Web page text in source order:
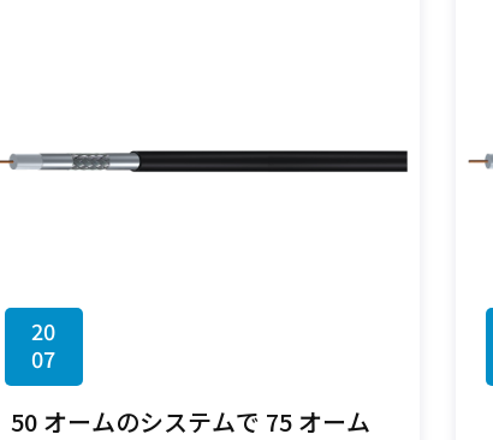
20
07
50 オームのシステムで 75 オーム